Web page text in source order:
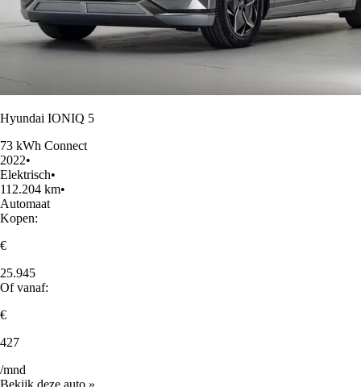
Hyundai IONIQ 5
73 kWh Connect
2022•
Elektrisch•
112.204 km•
Automaat
Kopen:
€
25.945
Of vanaf:
€
427
/mnd
Bekijk deze auto »